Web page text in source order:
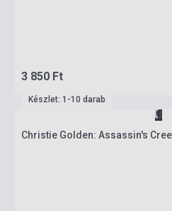
3 850 Ft
Készlet: 1-10 darab
Christie Golden: Assassin's